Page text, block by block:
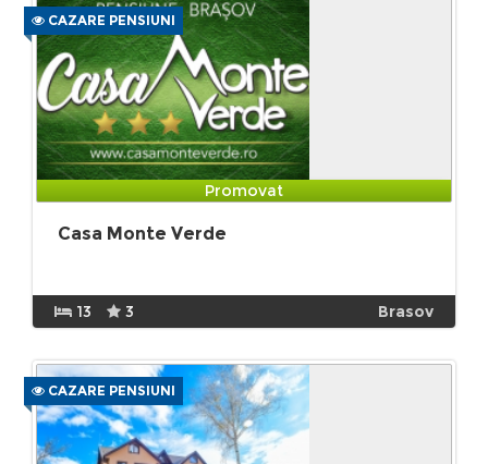
CAZARE PENSIUNI
Promovat
Casa Monte Verde
13 3 Brasov
CAZARE PENSIUNI